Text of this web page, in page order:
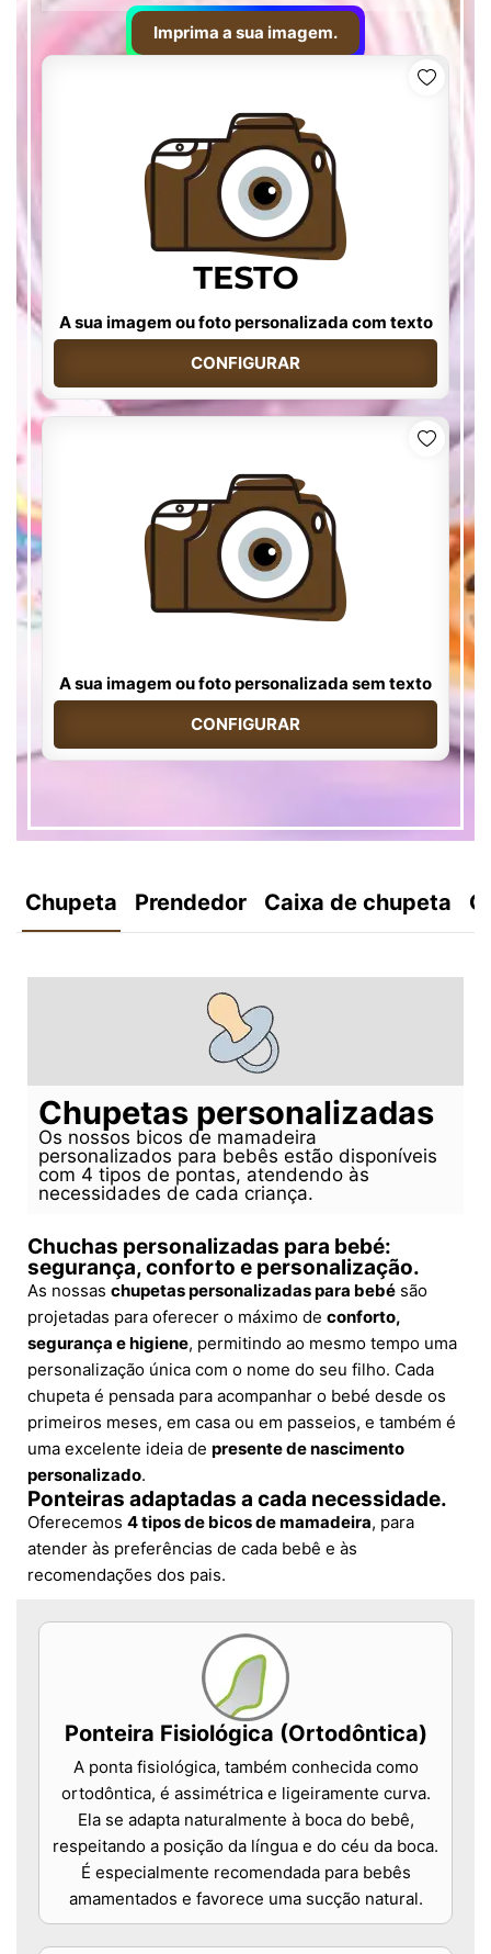
Imprima a sua imagem.
A sua imagem ou foto personalizada com texto
CONFIGURAR
A sua imagem ou foto personalizada sem texto
CONFIGURAR
Chupeta Prendedor Caixa de chupeta
Chupetas personalizadas
Os nossos bicos de mamadeira
personalizados para bebês estão disponíveis
com 4 tipos de pontas, atendendo às
necessidades de cada criança.
Chuchas personalizadas para bebé:
segurança, conforto e personalização.
As nossas chupetas personalizadas para bebé são
projetadas para oferecer o máximo de conforto,
segurança e higiene, permitindo ao mesmo tempo uma
personalização única com o nome do seu filho. Cada
chupeta é pensada para acompanhar o bebé desde os
primeiros meses, em casa ou em passeios, e também é
uma excelente ideia de presente de nascimento
personalizado.
Ponteiras adaptadas a cada necessidade.
Oferecemos 4 tipos de bicos de mamadeira, para
atender às preferências de cada bebê e às
recomendações dos pais.
Ponteira Fisiológica (Ortodôntica)
A ponta fisiológica, também conhecida como
ortodôntica, é assimétrica e ligeiramente curva.
Ela se adapta naturalmente à boca do bebê,
respeitando a posição da língua e do céu da boca.
É especialmente recomendada para bebês
amamentados e favorece uma sucção natural.